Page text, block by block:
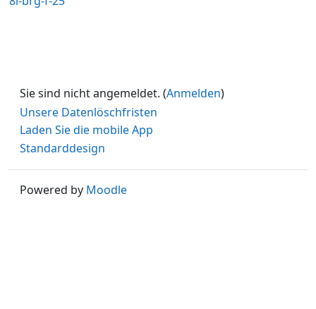
Sie sind nicht angemeldet. (Anmelden)
Unsere Datenlöschfristen
Laden Sie die mobile App
Standarddesign
Powered by Moodle